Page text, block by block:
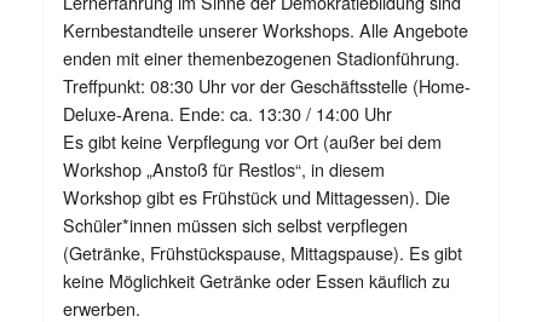
Kernbestandteile unserer Workshops. Alle Angebote
enden mit einer themenbezogenen Stadionführung.
Treffpunkt: 08:30 Uhr vor der Geschäftsstelle (Home-
Deluxe-Arena. Ende: ca. 13:30 / 14:00 Uhr
Es gibt keine Verpflegung vor Ort (außer bei dem
Workshop „Anstoß für Restlos“, in diesem
Workshop gibt es Frühstück und Mittagessen). Die
Schüler*innen müssen sich selbst verpflegen
(Getränke, Frühstückspause, Mittagspause). Es gibt
keine Möglichkeit Getränke oder Essen käuflich zu
erwerben.